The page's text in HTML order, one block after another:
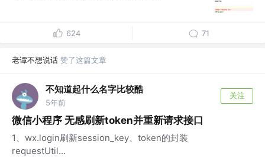
624 71
老谭不想说话 赞了这篇文章
不知道起什么名字比较酷
5年前
关注
微信小程序 无感刷新token并重新请求接口
1、wx.login刷新session_key、token的封装
requestUtil...